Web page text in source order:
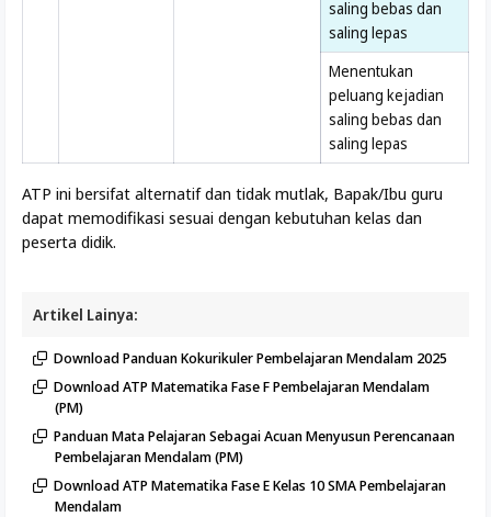
saling bebas dan
saling lepas
Menentukan
peluang kejadian
saling bebas dan
saling lepas
ATP ini bersifat alternatif dan tidak mutlak, Bapak/Ibu guru
dapat memodifikasi sesuai dengan kebutuhan kelas dan
peserta didik.
Artikel Lainya:
Download Panduan Kokurikuler Pembelajaran Mendalam 2025
Download ATP Matematika Fase F Pembelajaran Mendalam
(PM)
Panduan Mata Pelajaran Sebagai Acuan Menyusun Perencanaan
Pembelajaran Mendalam (PM)
Download ATP Matematika Fase E Kelas 10 SMA Pembelajaran
Mendalam